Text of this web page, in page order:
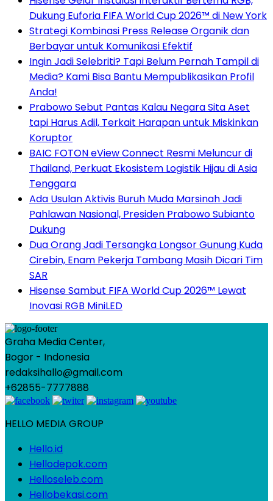
Dukung Euforia FIFA World Cup 2026™ di New York
Strategi Kombinasi Press Release Organik dan
Berbayar untuk Komunikasi Efektif
Ingin Jadi Selebriti? Tapi Belum Pernah Tampil di
Media? Kami Bisa Bantu Mempublikasikan Profil
Anda!
Prabowo Sebut Pantas Kalau Negara Sita Aset
tapi Harus Adil, Terkait Harapan untuk Miskinkan
Koruptor
BAIC FOTON eView Connect Resmi Meluncur di
Thailand, Perkuat Ekosistem Logistik Hijau di Asia
Tenggara
Ada Usulan Aktivis Buruh Muda Marsinah Jadi
Pahlawan Nasional, Presiden Prabowo Subianto
Dukung
Dua Orang Jadi Tersangka Longsor Gunung Kuda
Cirebin, Enam Pekerja Tambang Masih Dicari Tim
SAR
Hisense Sambut FIFA World Cup 2026™ Lewat
Inovasi RGB MiniLED
Graha Media Center,
Bogor - Indonesia
redaksihallo@gmail.com
+62855-7777888
HELLO MEDIA GROUP
Hello.id
Hellodepok.com
Helloseleb.com
Hellobekasi.com